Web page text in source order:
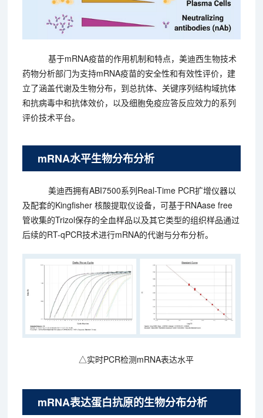
基于mRNA疫苗的作用机制和特点，美迪西生物技术
药物分析部门为支持mRNA疫苗的安全性和有效性评价，建
立了涵盖代谢及生物分布，到总抗体、关键序列结构域抗体
和抗病毒中和抗体效价，以及细胞免疫应答反应效力的系列
评价技术平台。
mRNA水平生物分布分析
美迪西拥有ABI7500系列Real-Time PCR扩增仪器以
及配套的Kingfisher 核酸提取仪设备，可基于RNAase free
管收集的Trizol保存的全血样品以及其它类型的组织样品通过
后续的RT-qPCR技术进行mRNA的代谢与分布分析。
△实时PCR检测mRNA表达水平
mRNA表达蛋白抗原的生物分布分析